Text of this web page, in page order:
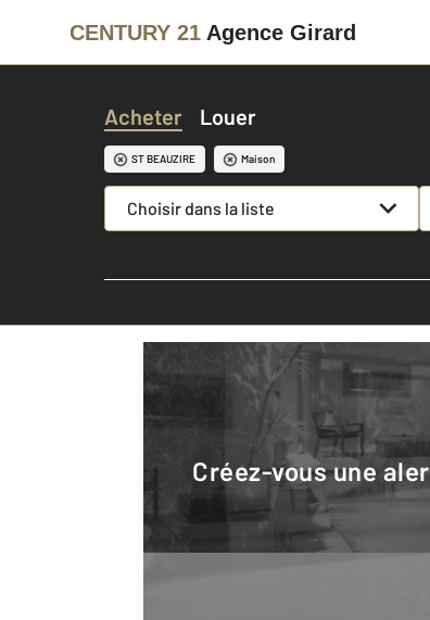
CENTURY 21 Agence Girard
Acheter Louer
ST BEAUZIRE Maison
Choisir dans la liste
Créez-vous une alerte mail pour être averti quand une annonce est en ligne et consultez la